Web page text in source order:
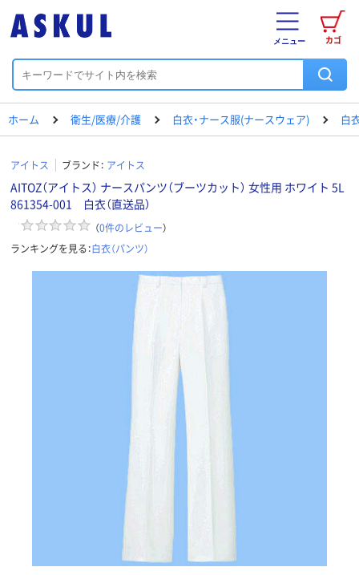
カゴ
メニュー
ホーム 衛生/医療/介護 白衣・ナース服(ナースウェア) 白
アイトス ブランド： アイトス
AITOZ（アイトス） ナースパンツ（ブーツカット） 女性用 ホワイト 5L
861354-001 白衣（直送品）
（0件のレビュー）
ランキングを見る：白衣（パンツ）